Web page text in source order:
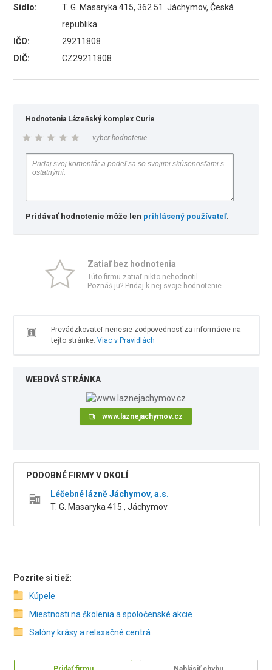
Sídlo:
T. G. Masaryka 415, 362 51 Jáchymov, Česká
republika
IČO:
29211808
DIČ:
CZ29211808
Hodnotenia Lázeňský komplex Curie
vyber hodnotenie
Pridávať hodnotenie môže len prihlásený používateľ.
Zatiaľ bez hodnotenia
Túto firmu zatiaľ nikto nehodnotil.
Poznáš ju? Pridaj k nej svoje hodnotenie.
Prevádzkovateľ nenesie zodpovednosť za informácie na
tejto stránke. Viac v Pravidlách
WEBOVÁ STRÁNKA
www.laznejachymov.cz
PODOBNÉ FIRMY V OKOLÍ
Léčebné lázně Jáchymov, a.s.
T. G. Masaryka 415 , Jáchymov
Pozrite si tiež:
Kúpele
Miestnosti na školenia a spoločenské akcie
Salóny krásy a relaxačné centrá